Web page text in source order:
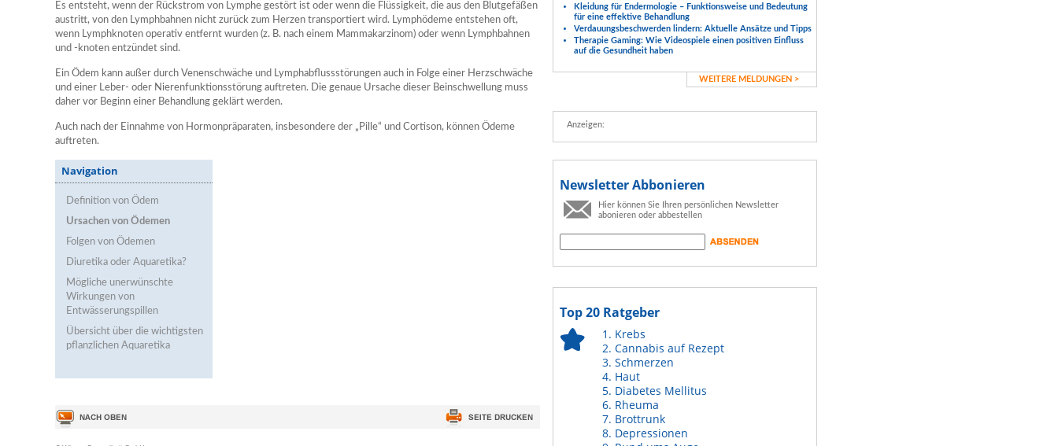
Es entsteht, wenn der Rückstrom von Lymphe gestört ist oder wenn die Flüssigkeit, die aus den Blutgefäßen
austritt, von den Lymphbahnen nicht zurück zum Herzen transportiert wird. Lymphödeme entstehen oft,
wenn Lymphknoten operativ entfernt wurden (z. B. nach einem Mammakarzinom) oder wenn Lymphbahnen
und -knoten entzündet sind.
Ein Ödem kann außer durch Venenschwäche und Lymphabflussstörungen auch in Folge einer Herzschwäche
und einer Leber- oder Nierenfunktionsstörung auftreten. Die genaue Ursache dieser Beinschwellung muss
daher vor Beginn einer Behandlung geklärt werden.
Auch nach der Einnahme von Hormonpräparaten, insbesondere der „Pille“ und Cortison, können Ödeme
auftreten.
Navigation
Definition von Ödem
Ursachen von Ödemen
Folgen von Ödemen
Diuretika oder Aquaretika?
Mögliche unerwünschte
Wirkungen von
Entwässerungspillen
Übersicht über die wichtigsten
pflanzlichen Aquaretika
Kleidung für Endermologie – Funktionsweise und Bedeutung
für eine effektive Behandlung
Verdauungsbeschwerden lindern: Aktuelle Ansätze und Tipps
Therapie Gaming: Wie Videospiele einen positiven Einfluss
auf die Gesundheit haben
WEITERE MELDUNGEN >
Anzeigen:
Newsletter Abbonieren
Hier können Sie Ihren persönlichen Newsletter
abonieren oder abbestellen
Top 20 Ratgeber
Krebs
Cannabis auf Rezept
Schmerzen
Haut
Diabetes Mellitus
Rheuma
Brottrunk
Depressionen